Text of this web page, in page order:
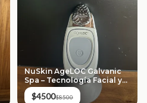
NuSkin AgeLOC Galvanic
Spa – Tecnología Facial y
Capilar
$4500$8500